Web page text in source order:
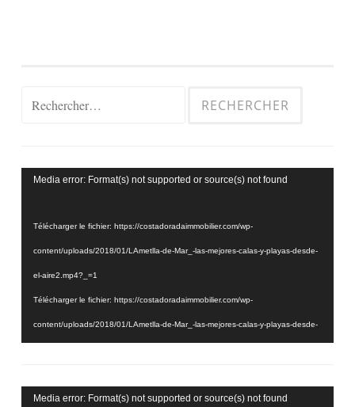
Rechercher :
Lecteur
Media error: Format(s) not supported or source(s) not found
Télécharger le fichier: https://costadoradaimmobilier.com/wp-
content/uploads/2018/01/LAmetlla-de-Mar_-las-mejores-calas-y-playas-desde-
el-aire2.mp4?_=1
Télécharger le fichier: https://costadoradaimmobilier.com/wp-
content/uploads/2018/01/LAmetlla-de-Mar_-las-mejores-calas-y-playas-desde-
Lecteur
Media error: Format(s) not supported or source(s) not found